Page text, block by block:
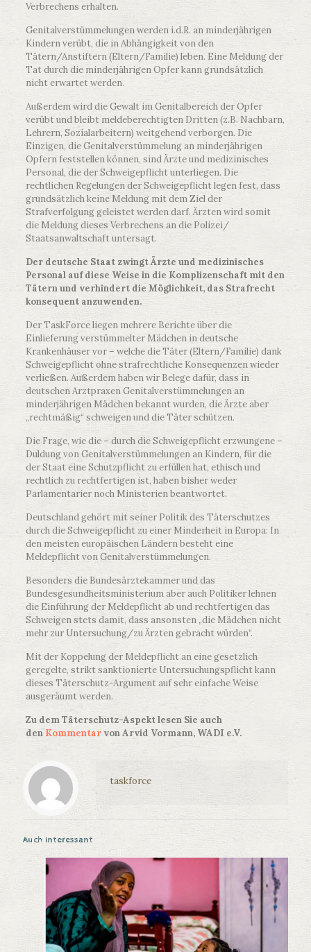
Verbrechens erhalten.
Genitalverstümmelungen werden i.d.R. an minderjährigen
Kindern verübt, die in Abhängigkeit von den
Tätern/Anstiftern (Eltern/Familie) leben. Eine Meldung der
Tat durch die minderjährigen Opfer kann grundsätzlich
nicht erwartet werden.
Außerdem wird die Gewalt im Genitalbereich der Opfer
verübt und bleibt meldeberechtigten Dritten (z.B. Nachbarn,
Lehrern, Sozialarbeitern) weitgehend verborgen. Die
Einzigen, die Genitalverstümmelung an minderjährigen
Opfern feststellen können, sind Ärzte und medizinisches
Personal, die der Schweigepflicht unterliegen. Die
rechtlichen Regelungen der Schweigepflicht legen fest, dass
grundsätzlich keine Meldung mit dem Ziel der
Strafverfolgung geleistet werden darf. Ärzten wird somit
die Meldung dieses Verbrechens an die Polizei/
Staatsanwaltschaft untersagt.
Der deutsche Staat zwingt Ärzte und medizinisches
Personal auf diese Weise in die Komplizenschaft mit den
Tätern und verhindert die Möglichkeit, das Strafrecht
konsequent anzuwenden.
Der TaskForce liegen mehrere Berichte über die
Einlieferung verstümmelter Mädchen in deutsche
Krankenhäuser vor – welche die Täter (Eltern/Familie) dank
Schweigepflicht ohne strafrechtliche Konsequenzen wieder
verließen. Außerdem haben wir Belege dafür, dass in
deutschen Arztpraxen Genitalverstümmelungen an
minderjährigen Mädchen bekannt wurden, die Ärzte aber
„rechtmäßig“ schweigen und die Täter schützen.
Die Frage, wie die – durch die Schweigepflicht erzwungene –
Duldung von Genitalverstümmelungen an Kindern, für die
der Staat eine Schutzpflicht zu erfüllen hat, ethisch und
rechtlich zu rechtfertigen ist, haben bisher weder
Parlamentarier noch Ministerien beantwortet.
Deutschland gehört mit seiner Politik des Täterschutzes
durch die Schweigepflicht zu einer Minderheit in Europa: In
den meisten europäischen Ländern besteht eine
Meldepflicht von Genitalverstümmelungen.
Besonders die Bundesärztekammer und das
Bundesgesundheitsministerium aber auch Politiker lehnen
die Einführung der Meldepflicht ab und rechtfertigen das
Schweigen stets damit, dass ansonsten „die Mädchen nicht
mehr zur Untersuchung/zu Ärzten gebracht würden“.
Mit der Koppelung der Meldepflicht an eine gesetzlich
geregelte, strikt sanktionierte Untersuchungspflicht kann
dieses Täterschutz-Argument auf sehr einfache Weise
ausgeräumt werden.
Zu dem Täterschutz-Aspekt lesen Sie auch
den Kommentarvon Arvid Vormann, WADI e.V.
taskforce
Auch interessant